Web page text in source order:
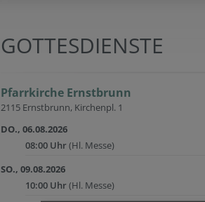
GOTTESDIENSTE
Pfarrkirche Ernstbrunn
2115 Ernstbrunn, Kirchenpl. 1
DO., 06.08.2026
08:00 Uhr(Hl. Messe)
SO., 09.08.2026
10:00 Uhr(Hl. Messe)